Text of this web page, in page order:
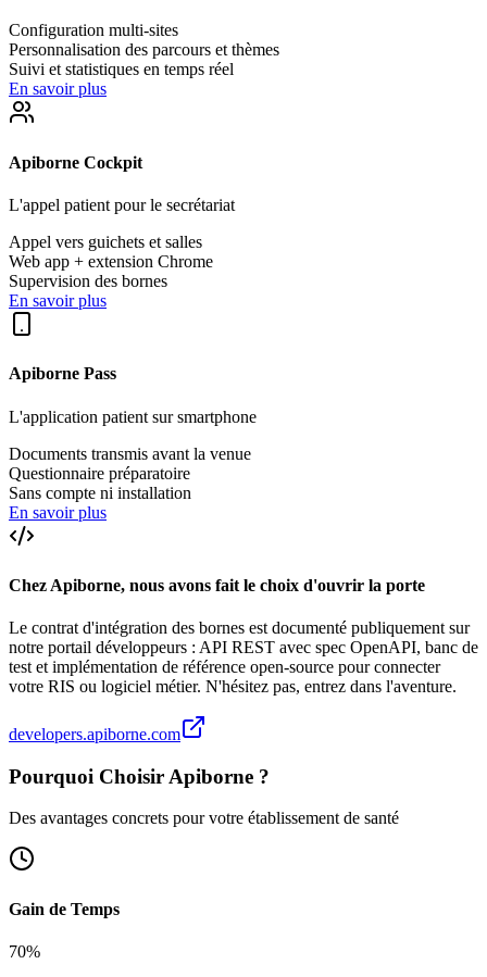
Configuration multi-sites
Personnalisation des parcours et thèmes
Suivi et statistiques en temps réel
En savoir plus
Apiborne Cockpit
L'appel patient pour le secrétariat
Appel vers guichets et salles
Web app + extension Chrome
Supervision des bornes
En savoir plus
Apiborne Pass
L'application patient sur smartphone
Documents transmis avant la venue
Questionnaire préparatoire
Sans compte ni installation
En savoir plus
Chez Apiborne, nous avons fait le choix d'ouvrir la porte
Le contrat d'intégration des bornes est documenté publiquement sur
notre portail développeurs : API REST avec spec OpenAPI, banc de
test et implémentation de référence open-source pour connecter
votre RIS ou logiciel métier. N'hésitez pas, entrez dans l'aventure.
developers.apiborne.com
Pourquoi Choisir Apiborne ?
Des avantages concrets pour votre établissement de santé
Gain de Temps
70%